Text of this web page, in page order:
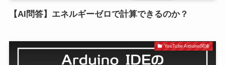
【AI問答】エネルギーゼロで計算できるのか？
YouTube Arduino関連